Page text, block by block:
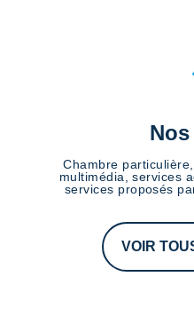
Chambre
multimédia, services
services proposés
VOIR